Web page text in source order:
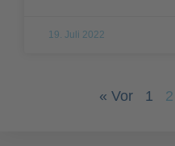
19. Juli 2022
« Vor 1 2